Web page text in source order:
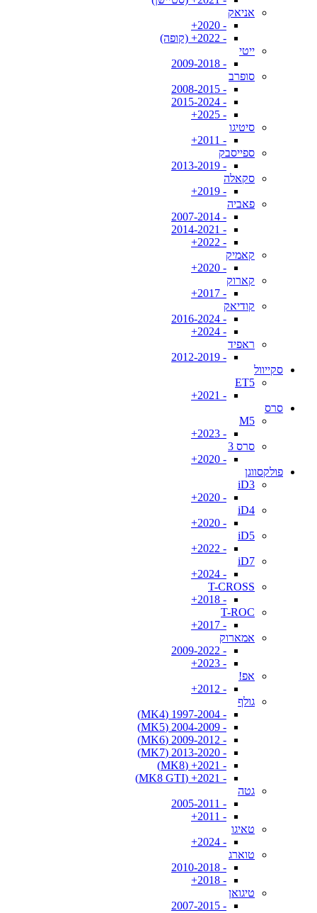
אניאק
- 2020+
- 2022+ (קופה)
ייטי
- 2009-2018
סופרב
- 2008-2015
- 2015-2024
- 2025+
סיטיגו
- 2011+
ספייסבק
- 2013-2019
סקאלה
- 2019+
פאביה
- 2007-2014
- 2014-2021
- 2022+
קאמיק
- 2020+
קארוק
- 2017+
קודיאק
- 2016-2024
- 2024+
ראפיד
- 2012-2019
סקייוול
ET5
- 2021+
סרס
M5
- 2023+
סרס 3
- 2020+
פולקסווגן
iD3
- 2020+
iD4
- 2020+
iD5
- 2022+
iD7
- 2024+
T-CROSS
- 2018+
T-ROC
- 2017+
אמארוק
- 2009-2022
- 2023+
אפ!
- 2012+
גולף
- 1997-2004 (MK4)
- 2004-2009 (MK5)
- 2009-2012 (MK6)
- 2013-2020 (MK7)
- 2021+ (MK8)
- 2021+ (MK8 GTI)
גטה
- 2005-2011
- 2011+
טאיגו
- 2024+
טוארג
- 2010-2018
- 2018+
טיגואן
- 2007-2015